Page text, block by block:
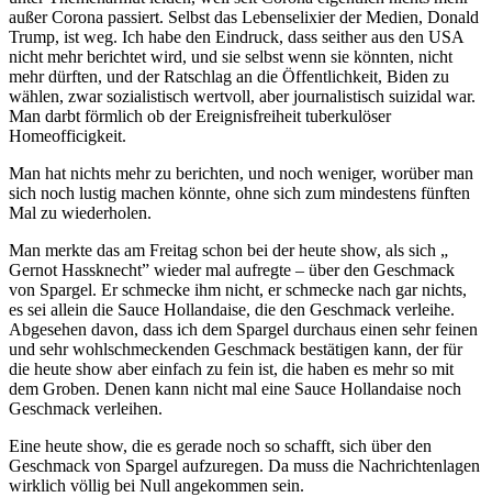
außer Corona passiert. Selbst das Lebenselixier der Medien, Donald
Trump, ist weg. Ich habe den Eindruck, dass seither aus den USA
nicht mehr berichtet wird, und sie selbst wenn sie könnten, nicht
mehr dürften, und der Ratschlag an die Öffentlichkeit, Biden zu
wählen, zwar sozialistisch wertvoll, aber journalistisch suizidal war.
Man darbt förmlich ob der Ereignisfreiheit tuberkulöser
Homeofficigkeit.
Man hat nichts mehr zu berichten, und noch weniger, worüber man
sich noch lustig machen könnte, ohne sich zum mindestens fünften
Mal zu wiederholen.
Man merkte das am Freitag schon bei der heute show, als sich „
Gernot Hassknecht” wieder mal aufregte – über den Geschmack
von Spargel. Er schmecke ihm nicht, er schmecke nach gar nichts,
es sei allein die Sauce Hollandaise, die den Geschmack verleihe.
Abgesehen davon, dass ich dem Spargel durchaus einen sehr feinen
und sehr wohlschmeckenden Geschmack bestätigen kann, der für
die heute show aber einfach zu fein ist, die haben es mehr so mit
dem Groben. Denen kann nicht mal eine Sauce Hollandaise noch
Geschmack verleihen.
Eine heute show, die es gerade noch so schafft, sich über den
Geschmack von Spargel aufzuregen. Da muss die Nachrichtenlagen
wirklich völlig bei Null angekommen sein.